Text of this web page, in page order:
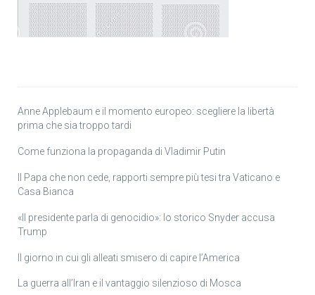
Anne Applebaum e il momento europeo: scegliere la libertà
prima che sia troppo tardi
Come funziona la propaganda di Vladimir Putin
Il Papa che non cede, rapporti sempre più tesi tra Vaticano e
Casa Bianca
«Il presidente parla di genocidio»: lo storico Snyder accusa
Trump
Il giorno in cui gli alleati smisero di capire l’America
La guerra all’Iran e il vantaggio silenzioso di Mosca